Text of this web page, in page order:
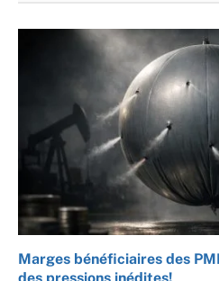
Marges bénéficiaires des